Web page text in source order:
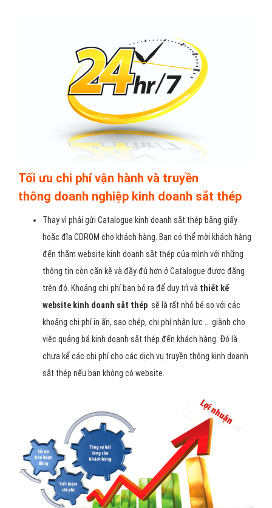
Tối ưu chi phí vận hành và truyền
thông doanh nghiệp kinh doanh sắt thép
Thay vì phải gửi Catalogue kinh doanh sắt thép bằng giấy
hoặc đĩa CDROM cho khách hàng. Bạn có thể mời khách hàng
đến thăm website kinh doanh sắt thép của mình với những
thông tin còn cặn kẽ và đầy đủ hơn ở Catalogue được đăng
trên đó. Khoảng chi phí bạn bỏ ra để duy trì và thiết kế
website kinh doanh sắt thép sẽ là rất nhỏ bé so với các
khoảng chi phí in ấn, sao chép, chi phí nhân lực ... giành cho
việc quảng bá kinh doanh sắt thép đến khách hàng. Đó là
chưa kể các chi phí cho các dịch vụ truyền thông kinh doanh
sắt thép nếu bạn không có website.